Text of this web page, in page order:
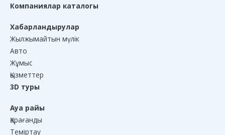
Компаниялар каталогы
Хабарландырулар
Жылжымайтын мүлік
Авто
Жұмыс
Қызметтер
3D туры
Ауа райы
Қарағанды
Теміртау